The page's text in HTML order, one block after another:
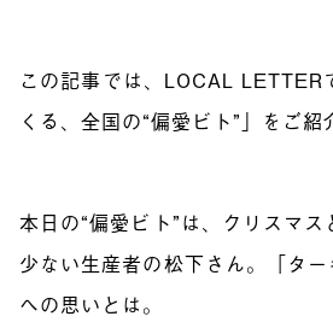
この記事では、LOCAL
くる、全国の“偏愛ビト”」をご紹
本日の“偏愛ビト”は、クリスマ
少ない生産者の松下さん。「タ
への思いとは。